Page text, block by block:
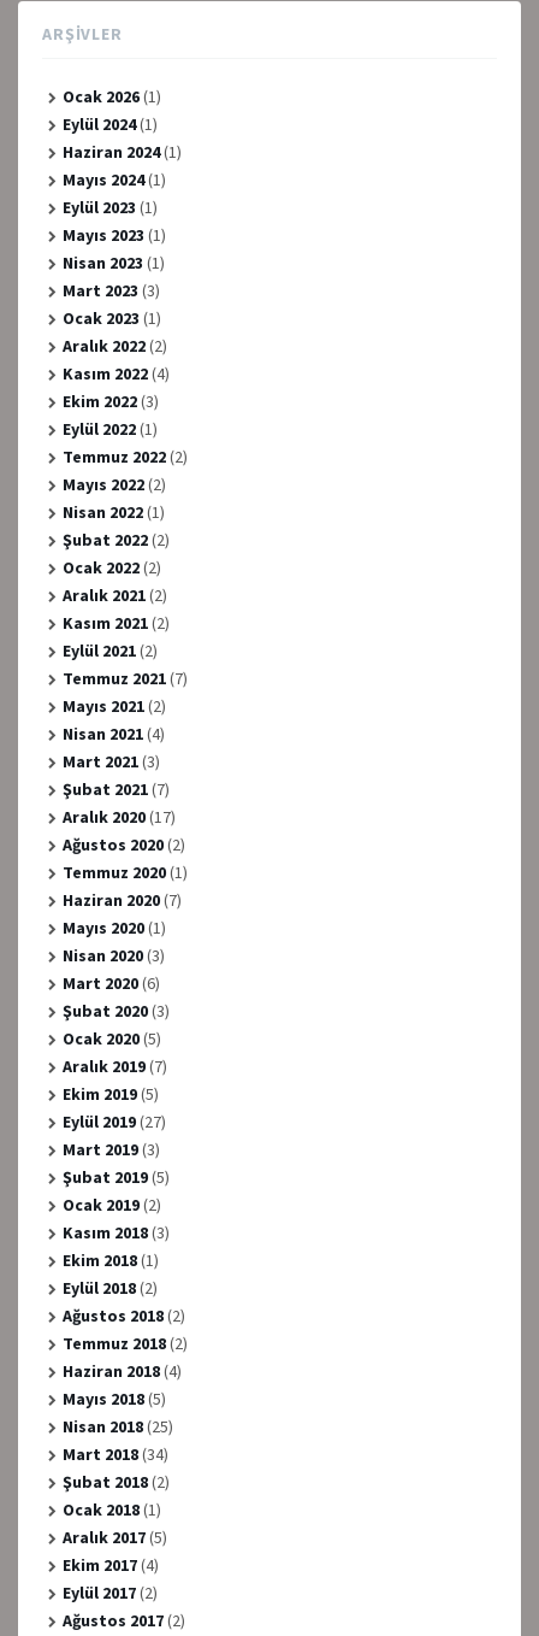
ARŞIVLER
Ocak 2026(1)
Eylül 2024(1)
Haziran 2024(1)
Mayıs 2024(1)
Eylül 2023 (1)
Mayıs 2023 (1)
Nisan 2023 (1)
Mart 2023 (3)
Ocak 2023 (1)
Aralık 2022(2)
Kasım 2022(4)
Ekim 2022(3)
Eylül 2022(1)
Temmuz 2022(2)
Mayıs 2022(2)
Nisan 2022(1)
Şubat 2022(2)
Ocak 2022(2)
Aralık 2021(2)
Kasım 2021(2)
Eylül 2021(2)
Temmuz 2021(7)
Mayıs 2021(2)
Nisan 2021(4)
Mart 2021(3)
Şubat 2021(7)
Aralık 2020(17)
Ağustos 2020(2)
Temmuz 2020(1)
Haziran 2020(7)
Mayıs 2020(1)
Nisan 2020(3)
Mart 2020(6)
Şubat 2020(3)
Ocak 2020(5)
Aralık 2019(7)
Ekim 2019(5)
Eylül 2019(27)
Mart 2019(3)
Şubat 2019(5)
Ocak 2019(2)
Kasım 2018(3)
Ekim 2018(1)
Eylül 2018(2)
Ağustos 2018(2)
Temmuz 2018(2)
Haziran 2018(4)
Mayıs 2018(5)
Nisan 2018(25)
Mart 2018(34)
Şubat 2018(2)
Ocak 2018(1)
Aralık 2017(5)
Ekim 2017(4)
Eylül 2017(2)
Ağustos 2017(2)